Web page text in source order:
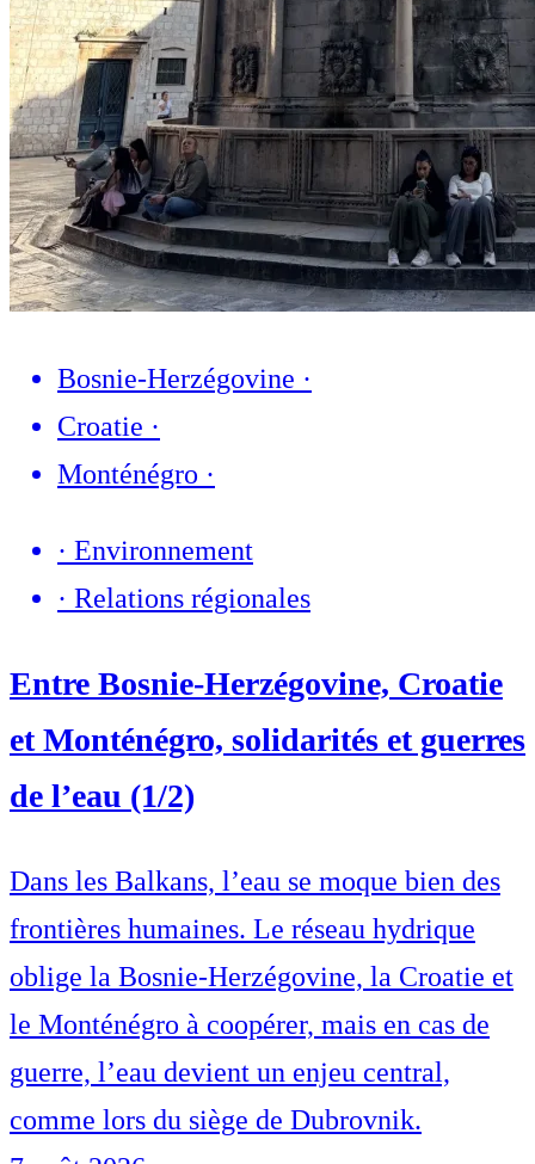
Bosnie-Herzégovine ·
Croatie ·
Monténégro ·
· Environnement
· Relations régionales
Entre Bosnie-Herzégovine, Croatie
et Monténégro, solidarités et guerres
de l’eau (1/2)
Dans les Balkans, l’eau se moque bien des
frontières humaines. Le réseau hydrique
oblige la Bosnie-Herzégovine, la Croatie et
le Monténégro à coopérer, mais en cas de
guerre, l’eau devient un enjeu central,
comme lors du siège de Dubrovnik.